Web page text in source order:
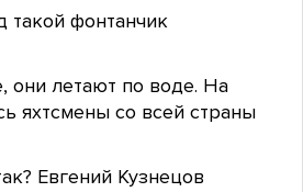
такой фонтанчик
они летают по воде. На
яхтсмены со всей страны
Евгений Кузнецов